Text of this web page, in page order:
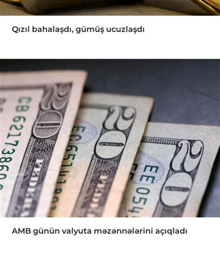
Qızıl bahalaşdı, gümüş ucuzlaşdı
AMB günün valyuta məzənnələrini açıqladı